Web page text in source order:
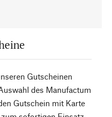
Gutscheinen
des Manufactum
Gutschein mit Karte